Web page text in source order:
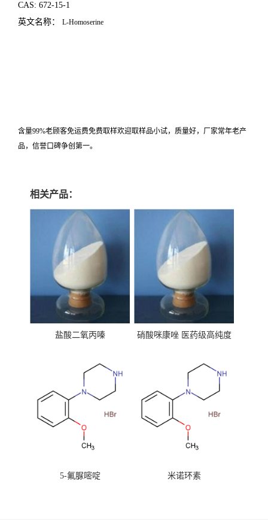
CAS: 672-15-1
英文名称： L-Homoserine
含量99%老顾客免运费免费取样欢迎取样品小试，质量好，厂家常年老产
品，信誉口碑争创第一。
相关产品：
盐酸二氧丙嗪
硝酸咪康唑 医药级高纯度
5-氟脲嘧啶 米诺环素